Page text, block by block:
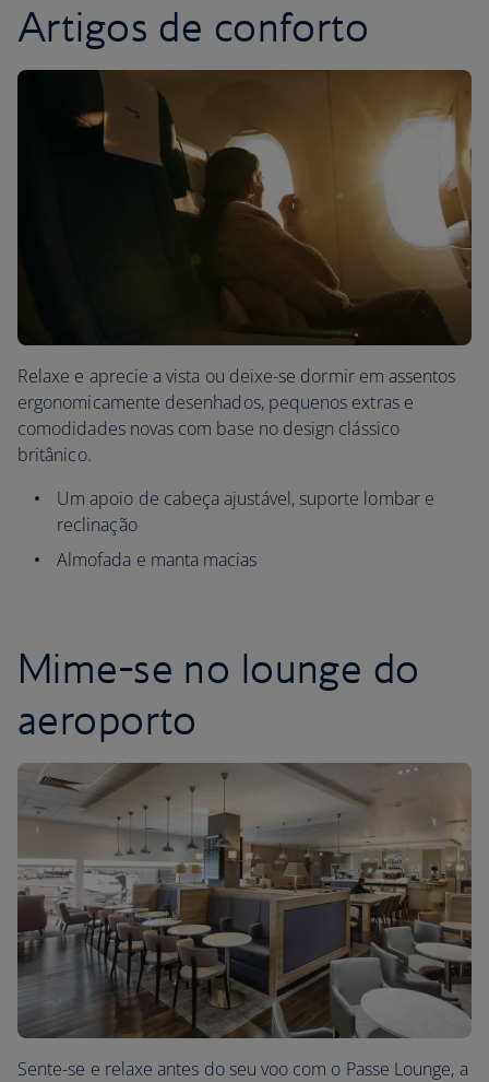
Artigos de conforto
Relaxe e aprecie a vista ou deixe-se dormir em assentos
ergonomicamente desenhados, pequenos extras e
comodidades novas com base no design clássico
britânico.
Um apoio de cabeça ajustável, suporte lombar e
reclinação
Almofada e manta macias
Mime-se no lounge do
aeroporto
Sente-se e relaxe antes do seu voo com o Passe Lounge, a